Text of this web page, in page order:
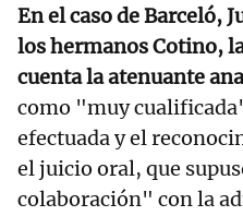
En el caso de Barceló,
los hermanos Cotino,
cuenta la atenuante
como "muy
efectuada y el
el juicio oral, que
colaboración" con la